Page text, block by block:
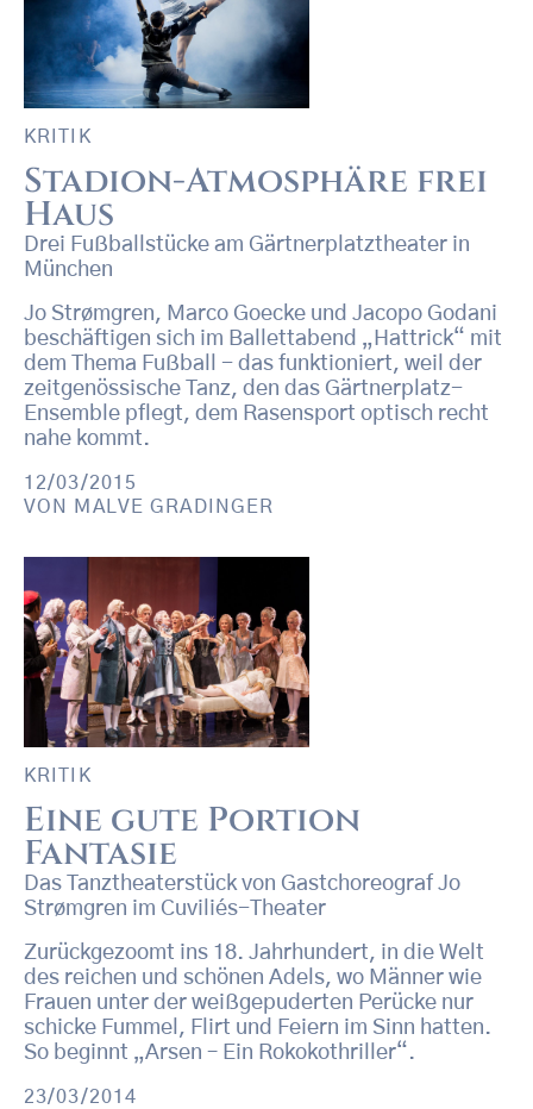
KRITIK
Stadion-Atmosphäre frei
Haus
Drei Fußballstücke am Gärtnerplatztheater in
München
Jo Strømgren, Marco Goecke und Jacopo Godani
beschäftigen sich im Ballettabend „Hattrick“ mit
dem Thema Fußball - das funktioniert, weil der
zeitgenössische Tanz, den das Gärtnerplatz-
Ensemble pflegt, dem Rasensport optisch recht
nahe kommt.
12/03/2015
VON
MALVE GRADINGER
KRITIK
Eine gute Portion
Fantasie
Das Tanztheaterstück von Gastchoreograf Jo
Strømgren im Cuviliés-Theater
Zurückgezoomt ins 18. Jahrhundert, in die Welt
des reichen und schönen Adels, wo Männer wie
Frauen unter der weißgepuderten Perücke nur
schicke Fummel, Flirt und Feiern im Sinn hatten.
So beginnt „Arsen – Ein Rokokothriller“.
23/03/2014